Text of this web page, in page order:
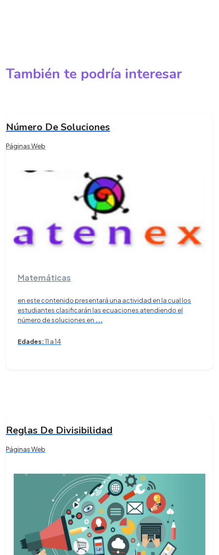
También te podría interesar
Número De Soluciones
Páginas Web
Matemáticas
en este contenido presentará una actividad en la cual los
estudiantes clasificarán las ecuaciones atendiendo el
número de soluciones en ...
Edades:11 a 14
Reglas De Divisibilidad
Páginas Web